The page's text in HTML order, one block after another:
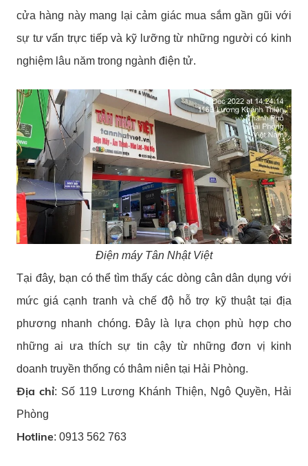
cửa hàng này mang lại cảm giác mua sắm gần gũi với
sự tư vấn trực tiếp và kỹ lưỡng từ những người có kinh
nghiệm lâu năm trong ngành điện tử.
Điện máy Tân Nhật Việt
Tại đây, bạn có thể tìm thấy các dòng cân dân dụng với
mức giá cạnh tranh và chế độ hỗ trợ kỹ thuật tại địa
phương nhanh chóng. Đây là lựa chọn phù hợp cho
những ai ưa thích sự tin cậy từ những đơn vị kinh
doanh truyền thống có thâm niên tại Hải Phòng.
Địa chỉ: Số 119 Lương Khánh Thiện, Ngô Quyền, Hải
Phòng
Hotline: 0913 562 763